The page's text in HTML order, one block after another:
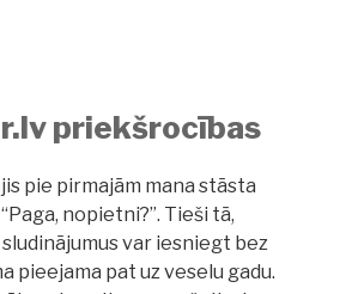
priekšrocības
pie pirmajām mana stāsta
nopietni?”. Tieši tā,
var iesniegt bez
pieejama pat uz veselu gadu.